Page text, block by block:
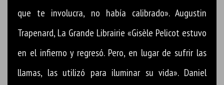
que te involucra, no había calibrado». Augustin
Trapenard, La Grande Librairie «Gisèle Pelicot estuvo
en el infierno y regresó. Pero, en lugar de sufrir las
llamas, las utilizó para iluminar su vida». Daniel